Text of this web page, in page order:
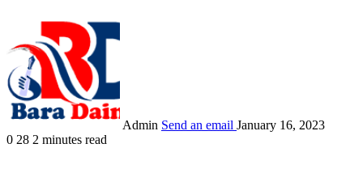
Admin Send an email January 16, 2023
0 28 2 minutes read